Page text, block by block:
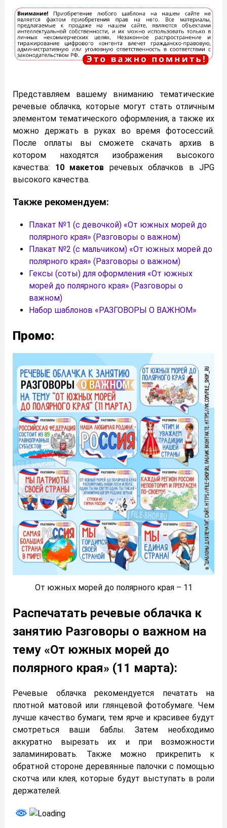
Представляем вашему вниманию тематические
речевые облачка, которые могут стать отличным
элементом тематического оформления, а также их
можно держать в руках во время фотосессий.
После оплаты вы сможете скачать архив в
котором находятся изображения высокого
качества: 10 макетов речевых облачков в JPG
высокого качества.
Также рекомендуем:
Плакат №1 (с девочкой) «От южных морей до
полярного края» (Разговоры о важном)
Плакат №2 (с мальчиком) «От южных морей до
полярного края» (Разговоры о важном)
Гексы (соты) для оформления «От южных
морей до полярного края» (Разговоры о
важном)
Набор шаблонов «РАЗГОВОРЫ О ВАЖНОМ»
Промо:
От южных морей до полярного края – 11
Распечатать речевые облачка к
занятию Разговоры о важном на
тему «От южных морей до
полярного края» (11 марта):
Речевые облачка рекомендуется печатать на
плотной матовой или глянцевой фотобумаге. Чем
лучше качество бумаги, тем ярче и красивее будут
смотреться ваши баблы. Затем необходимо
аккуратно вырезать их и при возможности
заламинировать. Также можно прикрепить к
обратной стороне деревянные палочки с помощью
скотча или клея, которые будут выступать в роли
держателей.